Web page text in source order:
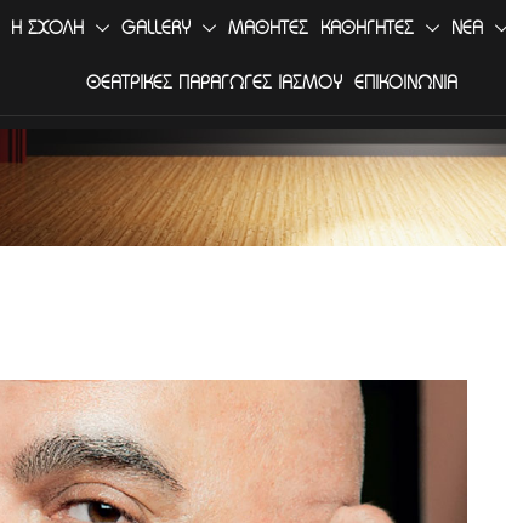
Η ΣΧΟΛΗ GALLERY ΜΑΘΗΤΕΣ ΚΑΘΗΓΗΤΕΣ ΝΕΑ
ΘΕΑΤΡΙΚΕΣ ΠΑΡΑΓΩΓΕΣ ΙΑΣΜΟΥ ΕΠΙΚΟΙΝΩΝΙΑ